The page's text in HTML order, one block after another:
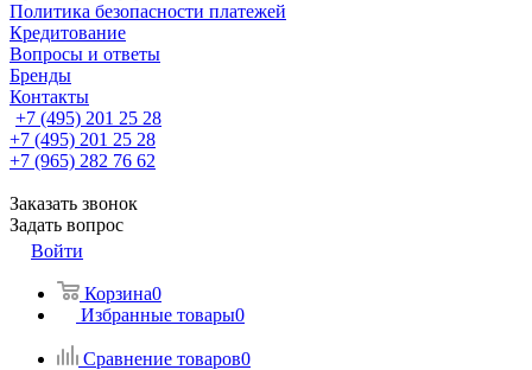
Политика безопасности платежей
Кредитование
Вопросы и ответы
Бренды
Контакты
+7 (495) 201 25 28
+7 (495) 201 25 28
+7 (965) 282 76 62
Заказать звонок
Задать вопрос
Войти
Корзина0
Избранные товары0
Сравнение товаров0